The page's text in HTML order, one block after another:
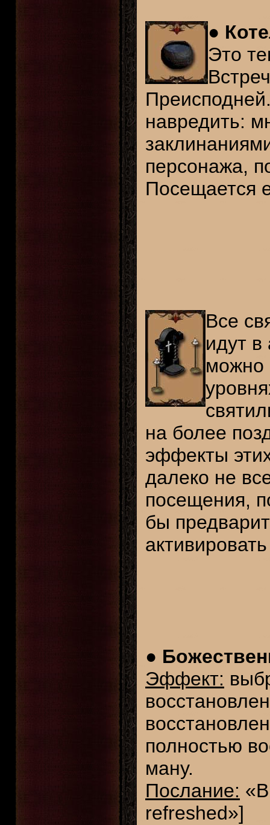
●
Это
навредить:
персонажа,
Посещается
Все
идут
можно
на более
эффекты
далеко не
посещения,
бы
●
Эффект:
полностью
ману.
Послание:
refreshed»]